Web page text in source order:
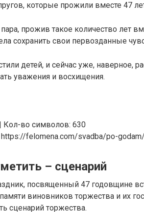
которые прожили вместе 47
прожив такое количество лет
сохранить свои первозданные
детей, и сейчас уже, наверное,
уважения и восхищения.
Кол-во символов: 630
https://felomena.com/svadba/po-
– сценарий
посвященный 47 годовщине
виновников торжества и их
сценарий торжества.